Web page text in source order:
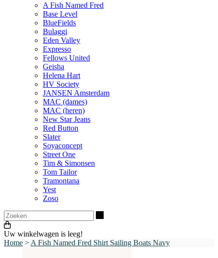
A Fish Named Fred
Base Level
BlueFields
Bulaggi
Eden Valley
Expresso
Fellows United
Geisha
Helena Hart
HV Society
JANSEN Amsterdam
MAC (dames)
MAC (heren)
New Star Jeans
Red Button
Slater
Soyaconcept
Street One
Tim & Simonsen
Tom Tailor
Tramontana
Yest
Zoso
Uw winkelwagen is leeg!
Home > A Fish Named Fred Shirt Sailing Boats Navy